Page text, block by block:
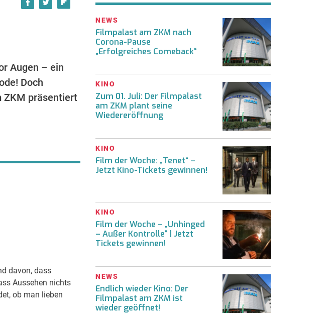
Augen – ein
Doch
ZKM präsentiert
davon, dass
Aussehen nichts
ob man lieben
NEWS
Filmpalast am ZKM nach
Corona-Pause
„Erfolgreiches Comeback“
KINO
Zum 01. Juli: Der Filmpalast
am ZKM plant seine
Wiedereröffnung
KINO
Film der Woche: „Tenet“ –
Jetzt Kino-Tickets gewinnen!
KINO
Film der Woche – „Unhinged
– Außer Kontrolle“ | Jetzt
Tickets gewinnen!
NEWS
Endlich wieder Kino: Der
Filmpalast am ZKM ist
wieder geöffnet!